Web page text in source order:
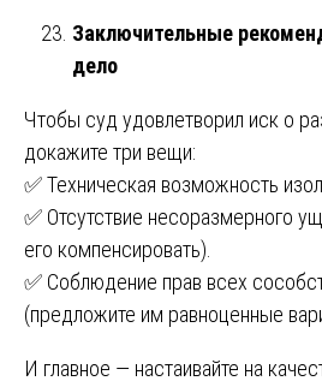
Заключительные
дело
Чтобы суд удовлетворил иск о
докажите три вещи:
✅ Техническая возможность
✅ Отсутствие несоразмерного
его компенсировать).
✅ Соблюдение прав всех
(предложите им равноценные
И главное — настаивайте на